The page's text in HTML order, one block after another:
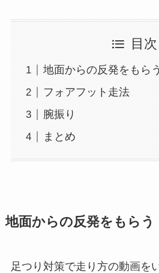
目次
地面からの反発をもらう
フォアフット走法
腕振り
まとめ
地面からの反発をもらう
足つり対策で走り方の動画を